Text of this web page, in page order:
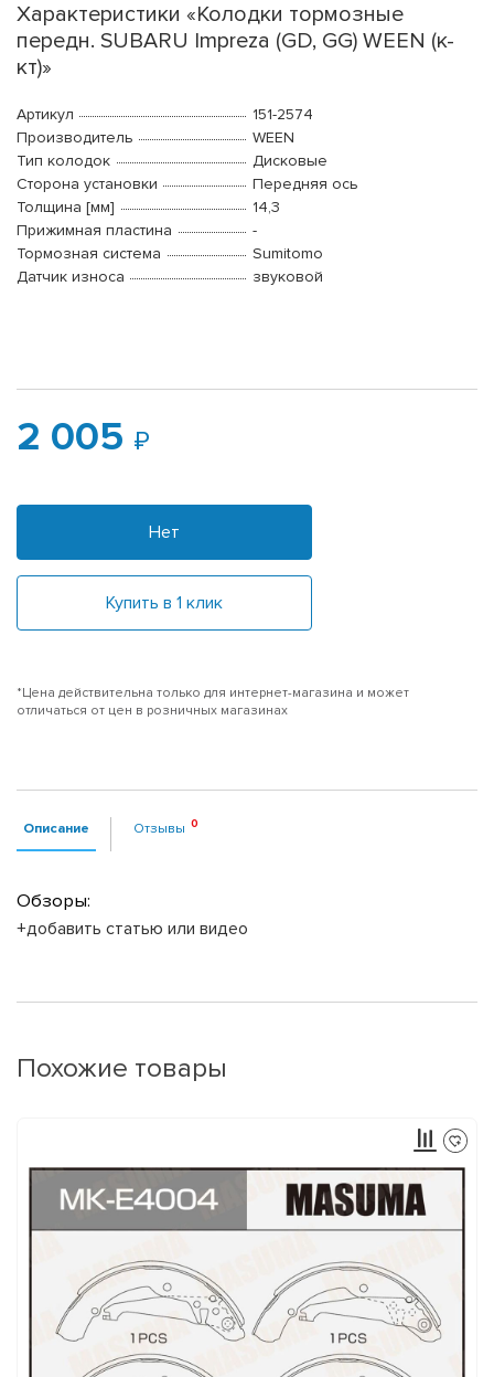
Характеристики «Колодки тормозные
передн. SUBARU Impreza (GD, GG) WEEN (к-
кт)»
Артикул
151-2574
Производитель
WEEN
Тип колодок
Дисковые
Сторона установки
Передняя ось
Толщина [мм]
14,3
Прижимная пластина
-
Тормозная система
Sumitomo
Датчик износа
звуковой
2 005
Нет
Купить в 1 клик
*Цена действительна только для интернет-магазина и может
отличаться от цен в розничных магазинах
Описание Отзывы
Обзоры:
+добавить статью или видео
Похожие товары